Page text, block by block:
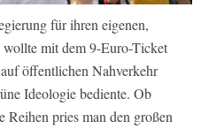
für ihren eigenen,
mit dem 9-Euro-Ticket
öffentlichen Nahverkehr
Ideologie bediente. Ob
pries man den großen